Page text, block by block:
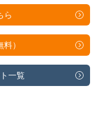
ら
）
一覧